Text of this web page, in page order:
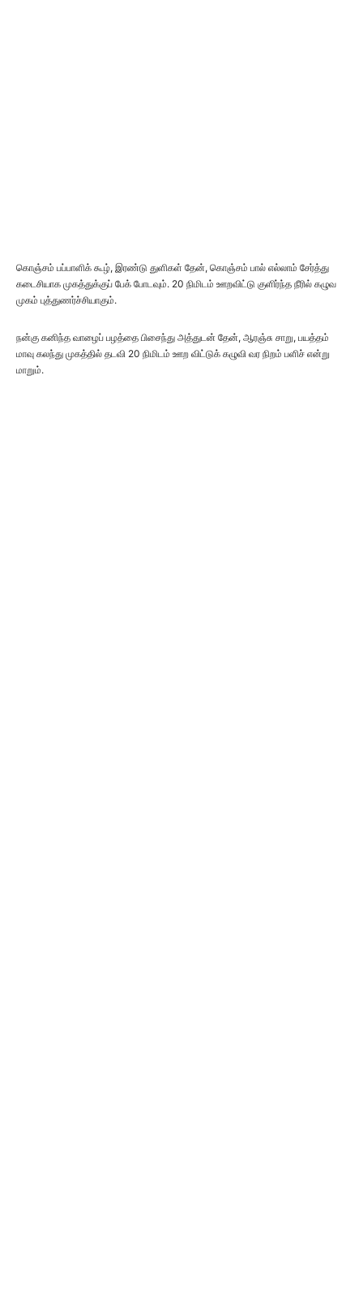
கொஞ்சம் பப்பாளிக் கூழ், இரண்டு துளிகள் தேன், கொஞ்சம் பால் எல்லாம் சேர்த்து
கடைசியாக முகத்துக்குப் பேக் போடவும். 20 நிமிடம் ஊறவிட்டு குளிர்ந்த நீரில் கழுவ
முகம் புத்துணர்ச்சியாகும்.
நன்கு கனிந்த வாழைப் பழத்தை பிசைந்து அத்துடன் தேன், ஆரஞ்சு சாறு, பயத்தம்
மாவு கலந்து முகத்தில் தடவி 20 நிமிடம் ஊற விட்டுக் கழுவி வர நிறம் பளிச் என்று
மாறும்.